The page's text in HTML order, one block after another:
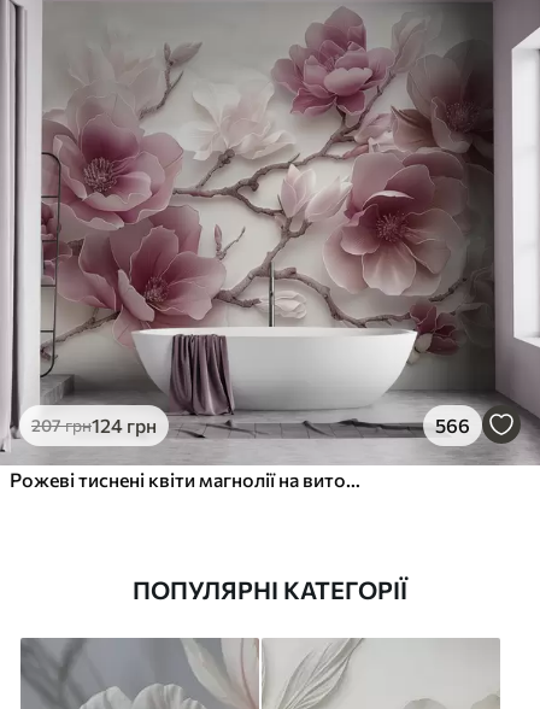
207грн124 грн 566
ПОПУЛЯРНІ КАТЕГОРІЇ